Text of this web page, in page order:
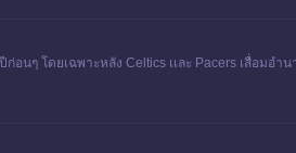
ก่อนๆ โดยเฉพาะหลัง Celtics เเละ Pacers เสื่อมอํ